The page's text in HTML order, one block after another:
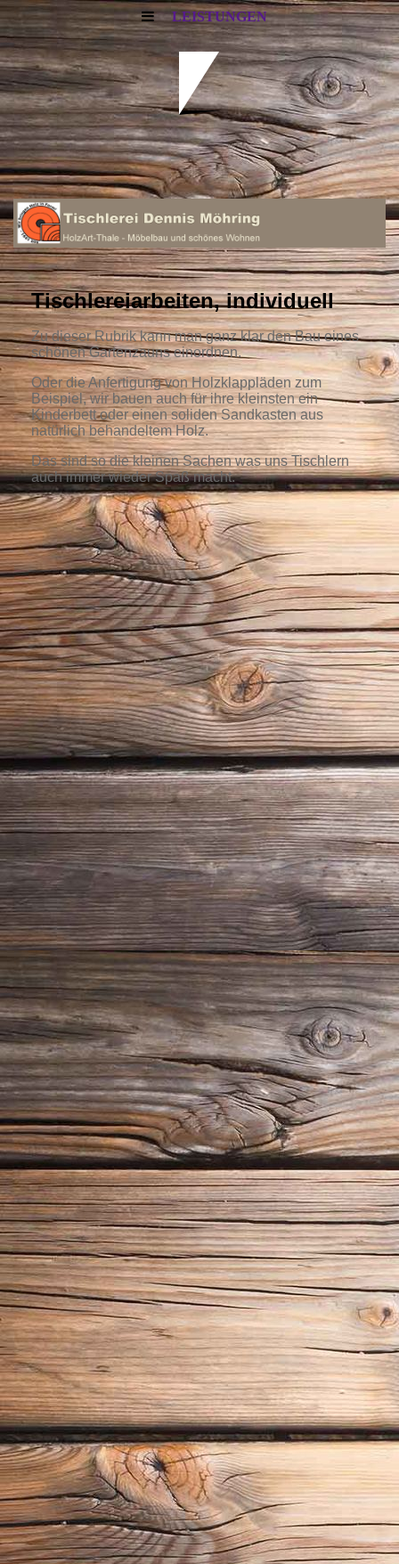
LEISTUNGEN
Tischlereiarbeiten, individuell
Zu dieser Rubrik kann man ganz klar den Bau eines
schönen Gartenzauns einordnen.
Oder die Anfertigung von Holzklappläden zum
Beispiel, wir bauen auch für ihre kleinsten ein
Kinderbett oder einen soliden Sandkasten aus
natürlich behandeltem Holz.
Das sind so die kleinen Sachen was uns Tischlern
auch immer wieder Spaß macht.
Dekokarussell im Einsatz